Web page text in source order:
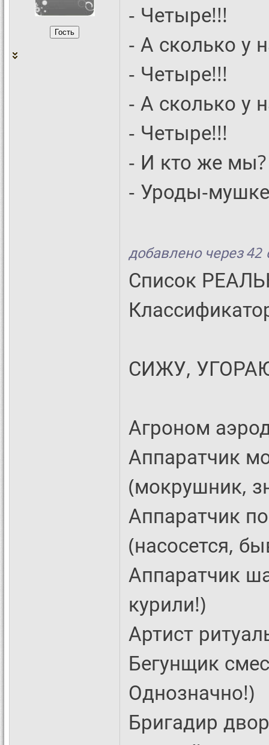
- Четыре!!!
- А сколько у
- Четыре!!!
- А сколько у
- Четыре!!!
- И кто же мы?
- Уроды-
добавлено через 42
Список
СИЖУ,
Агроном
Аппаратчик
(мокрушник,
Аппаратчик
(насосется,
Аппаратчик
курили!)
Артист
Бегунщик
Однозначно!)
Бригадир